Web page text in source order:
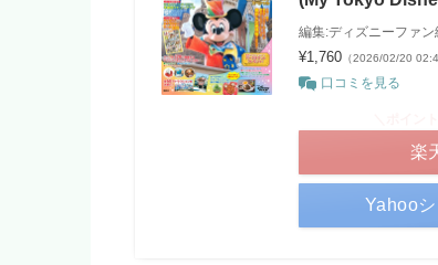
編集:ディズニーファン
¥1,760 （2026/02/20
口コミを見る
楽
Yahoo